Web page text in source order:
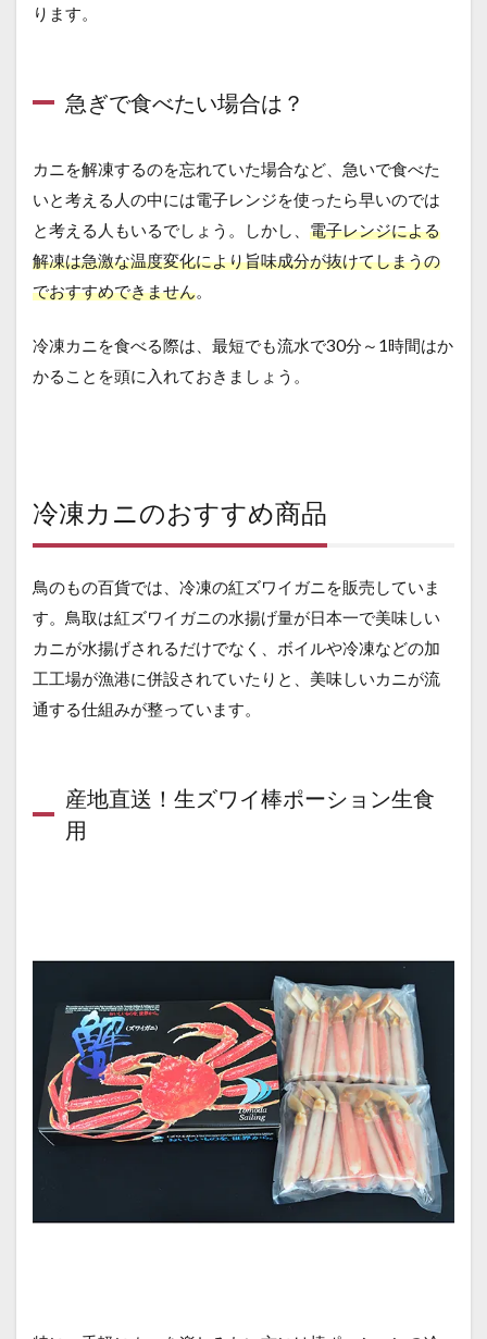
ります。
急ぎで食べたい場合は？
カニを解凍するのを忘れていた場合など、急いで食べた
いと考える人の中には電子レンジを使ったら早いのでは
と考える人もいるでしょう。しかし、 電子レンジによる
解凍は急激な温度変化により旨味成分が抜けてしまうの
でおすすめできません
冷凍カニを食べる際は、最短でも流水で30分～1時間はか
かることを頭に入れておきましょう。
冷凍カニのおすすめ商品
鳥のもの百貨では、冷凍の紅ズワイガニを販売していま
す。鳥取は紅ズワイガニの水揚げ量が日本一で美味しい
カニが水揚げされるだけでなく、ボイルや冷凍などの加
工工場が漁港に併設されていたりと、美味しいカニが流
通する仕組みが整っています。
産地直送！生ズワイ棒ポーション生食
用